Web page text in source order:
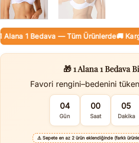
1 Bedava — Tüm Ürünlerde🚚 Kargo
🎁 1 Alana 1 Bedava
Favori rengini–bedenini
04
Gün
00
Saat
05
Dakika
⚠️ Sepete en az 2 ürün eklendiğinde (farklı